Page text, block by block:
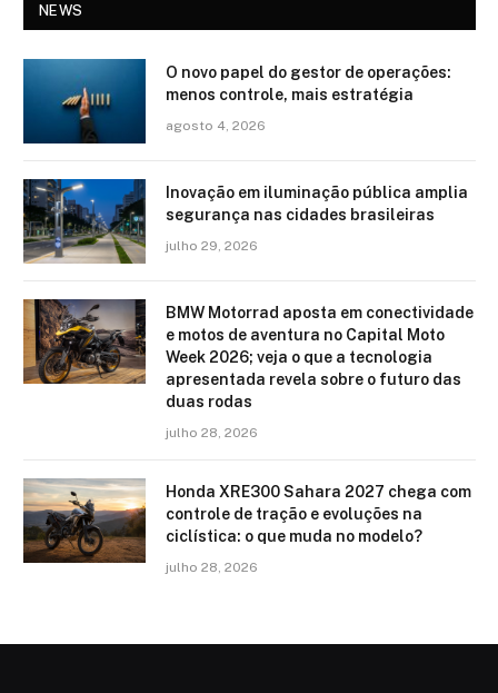
NEWS
O novo papel do gestor de operações:
menos controle, mais estratégia
agosto 4, 2026
Inovação em iluminação pública amplia
segurança nas cidades brasileiras
julho 29, 2026
BMW Motorrad aposta em conectividade
e motos de aventura no Capital Moto
Week 2026; veja o que a tecnologia
apresentada revela sobre o futuro das
duas rodas
julho 28, 2026
Honda XRE300 Sahara 2027 chega com
controle de tração e evoluções na
ciclística: o que muda no modelo?
julho 28, 2026